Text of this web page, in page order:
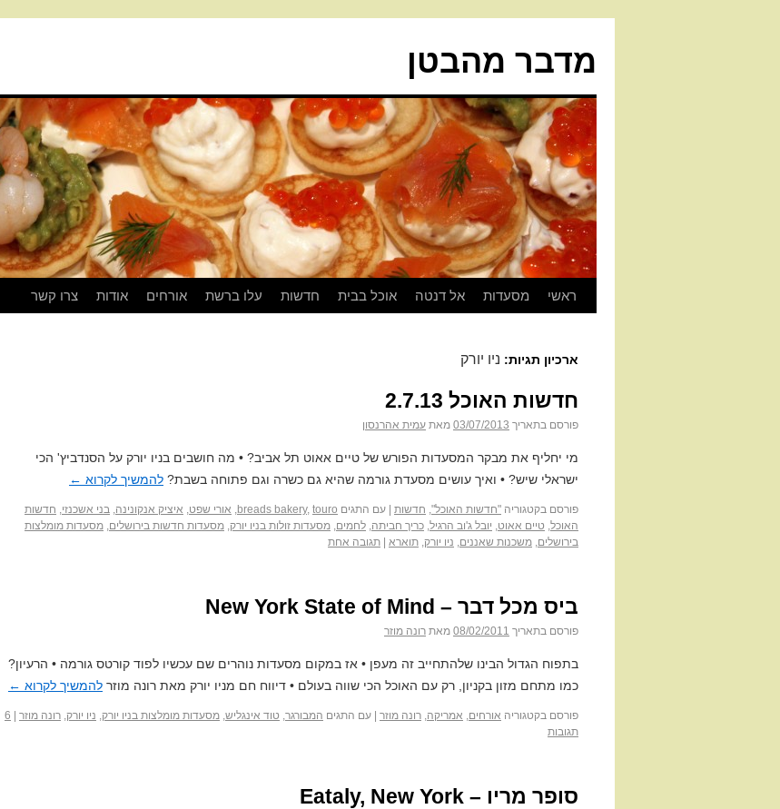
מדבר מהבטן
ראשי מסעדות אל דנטה אוכל בבית חדשות עלו ברשת אורחים אודות צרו קשר
ארכיון תגיות: ניו יורק
חדשות האוכל 2.7.13
פורסם בתאריך 03/07/2013 מאת עמית אהרנסון
מי יחליף את מבקר המסעדות הפורש של טיים אאוט תל אביב? • מה חושבים בניו יורק על הסנדביץ' הכי
ישראלי שיש? • ואיך עושים מסעדת גורמה שהיא גם כשרה וגם פתוחה בשבת? להמשיך לקרוא ←
פורסם בקטגוריה "חדשות האוכל", חדשות עם התגים breads bakery, touro
, אורי שפט, איציק אנקונינה, בני אשכנזי, חדשות
האוכל, טיים אאוט, יובל ג'וב הרגיל, כריך חביתה, לחמים, מסעדות זולות בניו יורק, מסעדות חדשות בירושלים, מסעדות מומלצות
בירושלים, משכנות שאננים, ניו יורק, תוארא תגובה אחת
ביס מכל דבר – New York State of Mind
פורסם בתאריך 08/02/2011 מאת רונה מוזר
בתפוח הגדול הבינו שלהתחייב זה מעפן • אז במקום מסעדות נוהרים שם עכשיו לפוד קורטס גורמה • הרעיון?
כמו מתחם מזון בקניון, רק עם האוכל הכי שווה בעולם • דיווח חם מניו יורק מאת רונה מוזר להמשיך לקרוא ←
פורסם בקטגוריה אורחים, אמריקה, רונה מוזר עם התגים המבורגר, טוד אינגליש, מסעדות מומלצות בניו יורק, ניו יורק, רונה מוזר
6
תגובות
סופר מריו – Eataly, New York